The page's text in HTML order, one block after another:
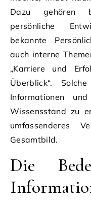
Dazu gehören
persönliche
bekannte
auch interne
„Karriere und
Überblick“.
Informationen
Wissensstand zu
umfassenderes
Gesamtbild.
Die